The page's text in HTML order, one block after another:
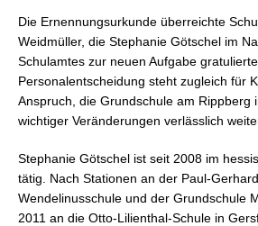
Die Ernennungsurkunde überreichte
Weidmüller, die Stephanie Götschel im
Schulamtes zur neuen Aufgabe
Personalentscheidung steht zugleich für
Anspruch, die Grundschule am Rippberg
wichtiger Veränderungen verlässlich
Stephanie Götschel ist seit 2008 im
tätig. Nach Stationen an der Paul-
Wendelinusschule und der Grundschule
2011 an die Otto-Lilienthal-Schule in